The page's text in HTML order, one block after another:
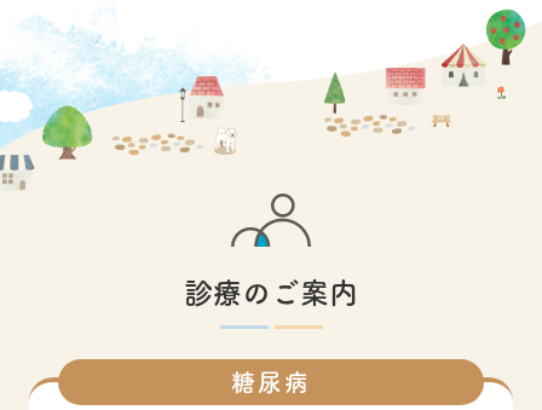
診療のご案内
糖尿病